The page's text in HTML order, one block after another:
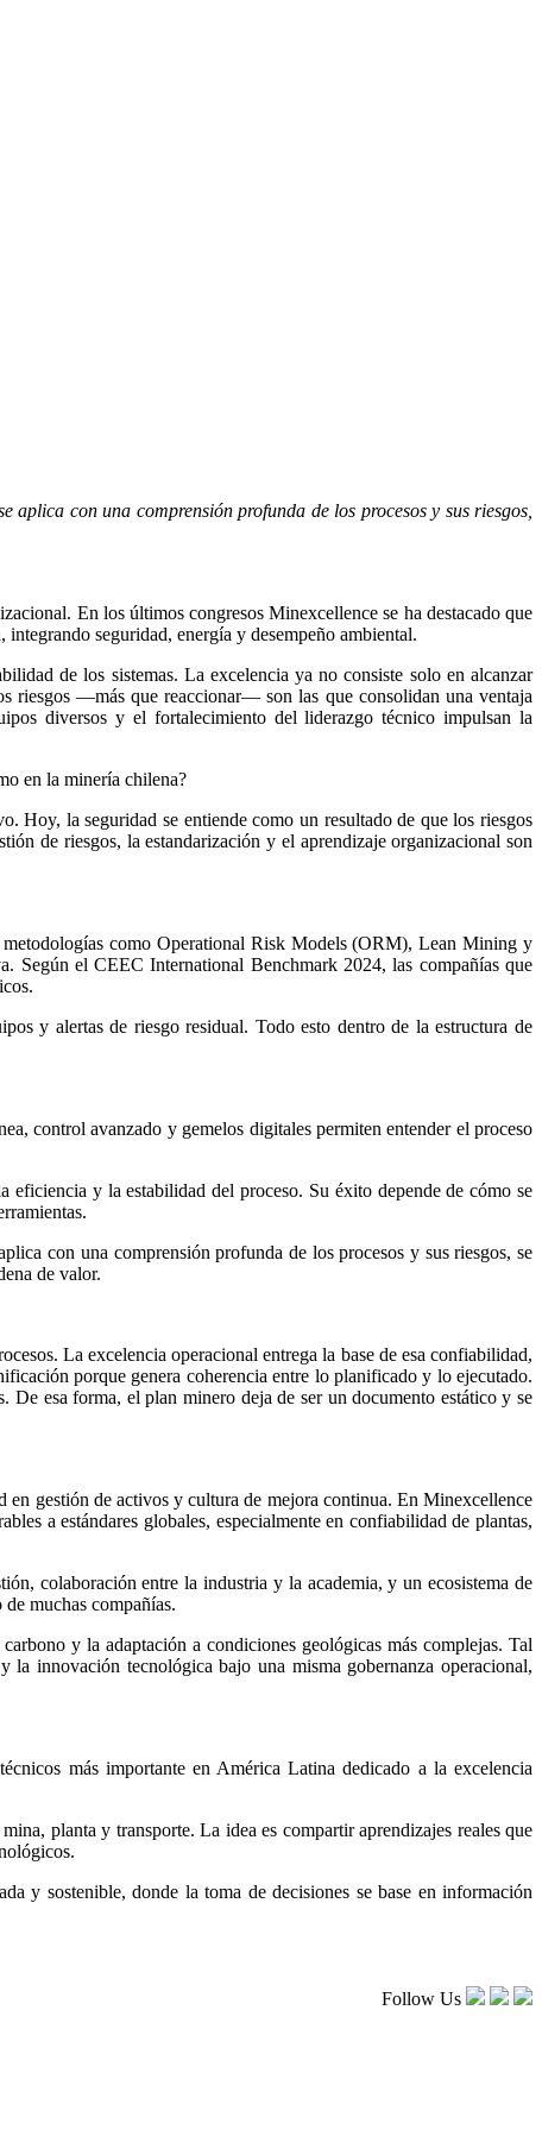
con una comprensión profunda de los procesos y sus riesgos,
En los últimos congresos Minexcellence se ha destacado que
seguridad, energía y desempeño ambiental.
de los sistemas. La excelencia ya no consiste solo en alcanzar
riesgos —más que reaccionar— son las que consolidan una ventaja
diversos y el fortalecimiento del liderazgo técnico impulsan la
en la minería chilena?
Hoy, la seguridad se entiende como un resultado de que los riesgos
de riesgos, la estandarización y el aprendizaje organizacional son
metodologías como Operational Risk Models (ORM), Lean Mining y
Según el CEEC International Benchmark 2024, las compañías que
y alertas de riesgo residual. Todo esto dentro de la estructura de
control avanzado y gemelos digitales permiten entender el proceso
y la estabilidad del proceso. Su éxito depende de cómo se
con una comprensión profunda de los procesos y sus riesgos, se
de valor.
La excelencia operacional entrega la base de esa confiabilidad,
porque genera coherencia entre lo planificado y lo ejecutado.
esa forma, el plan minero deja de ser un documento estático y se
en gestión de activos y cultura de mejora continua. En Minexcellence
a estándares globales, especialmente en confiabilidad de plantas,
colaboración entre la industria y la academia, y un ecosistema de
muchas compañías.
y la adaptación a condiciones geológicas más complejas. Tal
innovación tecnológica bajo una misma gobernanza operacional,
más importante en América Latina dedicado a la excelencia
planta y transporte. La idea es compartir aprendizajes reales que
y sostenible, donde la toma de decisiones se base en información
Follow Us